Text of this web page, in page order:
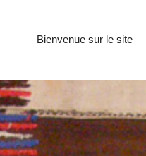
Bienvenue sur le site